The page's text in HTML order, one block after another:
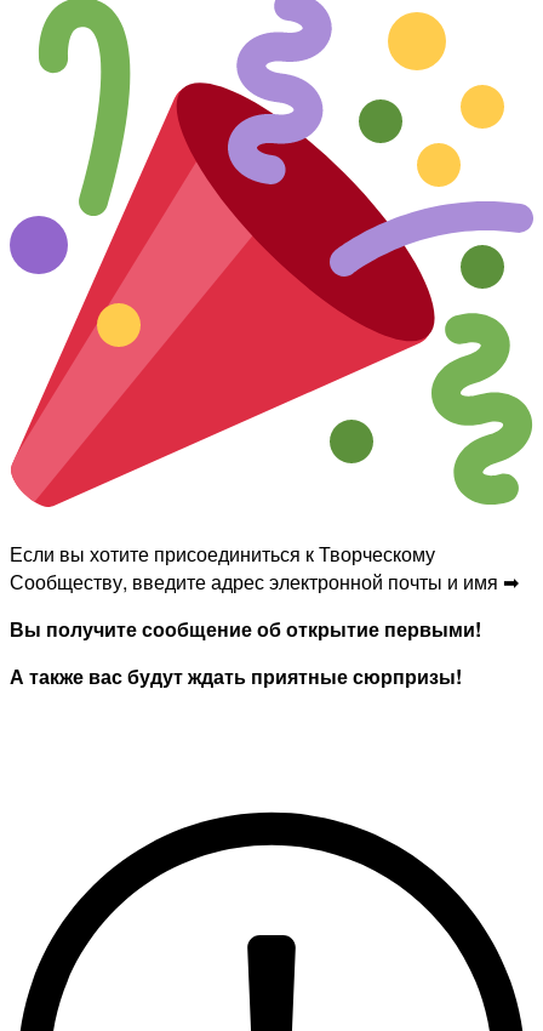
Если вы хотите присоединиться к Творческому
Сообществу, введите адрес электронной почты и имя ➡
Вы получите сообщение об открытие первыми!
А также вас будут ждать приятные сюрпризы!